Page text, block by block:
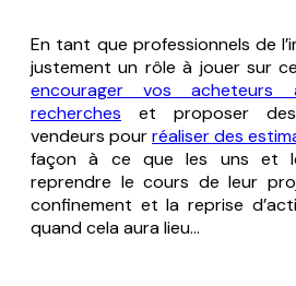
En tant que professionnels de
justement un rôle à jouer sur
encourager vos acheteurs
recherches et proposer
vendeurs pourréaliser des
façon à ce que les uns et
reprendre le cours de leur
confinement et la reprise
quand cela aura lieu…